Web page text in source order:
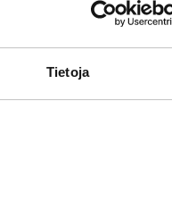
Tietoja
radioiden
voi
kuin